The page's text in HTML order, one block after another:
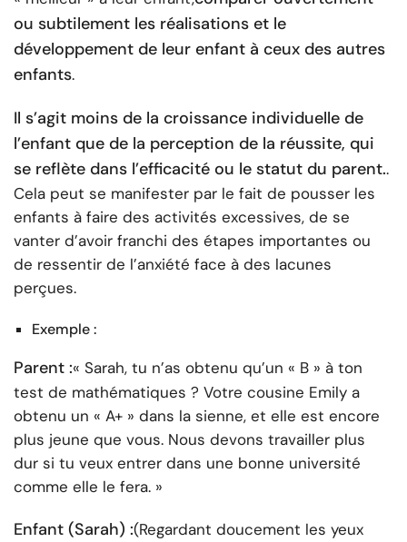
ou subtilement les réalisations et le
développement de leur enfant à ceux des autres
enfants.
Il s’agit moins de la croissance individuelle de
l’enfant que de la perception de la réussite, qui
se reflète dans l’efficacité ou le statut du parent..
Cela peut se manifester par le fait de pousser les
enfants à faire des activités excessives, de se
vanter d’avoir franchi des étapes importantes ou
de ressentir de l’anxiété face à des lacunes
perçues.
Exemple :
Parent :« Sarah, tu n’as obtenu qu’un « B » à ton
test de mathématiques ? Votre cousine Emily a
obtenu un « A+ » dans la sienne, et elle est encore
plus jeune que vous. Nous devons travailler plus
dur si tu veux entrer dans une bonne université
comme elle le fera. »
Enfant (Sarah) :(Regardant doucement les yeux